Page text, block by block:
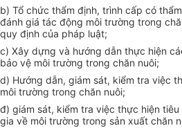
b) Tổ chức thẩm định, trình cấp có
đánh giá tác động môi trường trong
quy định của pháp luật;
c) Xây dựng và hướng dẫn thực hiện
bảo vệ môi trường trong chăn nuôi;
d) Hướng dẫn, giám sát, kiểm tra việc
môi trường trong chăn nuôi;
đ) giám sát, kiểm tra việc thực hiện
gia về môi trường trong sản xuất chăn